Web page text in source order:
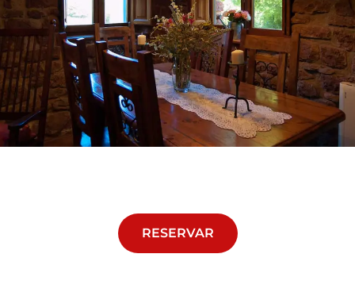
RESERVAR